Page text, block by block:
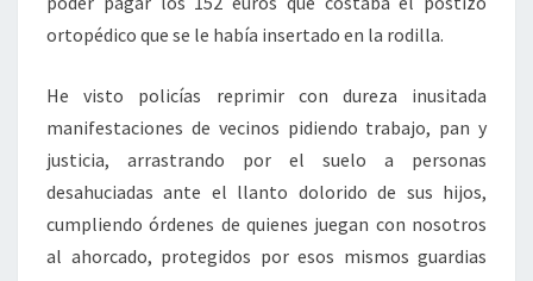
ortopédico que se le había insertado en la rodilla.
He visto policías reprimir con dureza inusitada
manifestaciones de vecinos pidiendo trabajo, pan y
justicia, arrastrando por el suelo a personas
desahuciadas ante el llanto dolorido de sus hijos,
cumpliendo órdenes de quienes juegan con nosotros
al ahorcado, protegidos por esos mismos guardias